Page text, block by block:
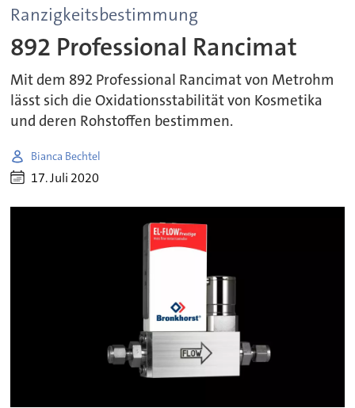
Ranzigkeitsbestimmung
892 Professional Rancimat
Mit dem 892 Professional Rancimat von Metrohm
lässt sich die Oxidationsstabilität von Kosmetika
und deren Rohstoffen bestimmen.
Bianca Bechtel
17. Juli 2020